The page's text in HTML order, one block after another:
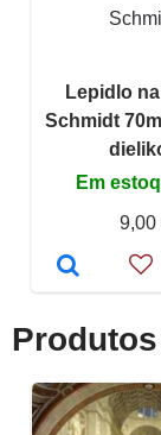
Lepidlo
Schmidt
Em
9,00